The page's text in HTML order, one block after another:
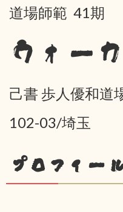
道場師範 41期
ウォー
己書 歩人優和道
102-03/埼玉
プロフィー